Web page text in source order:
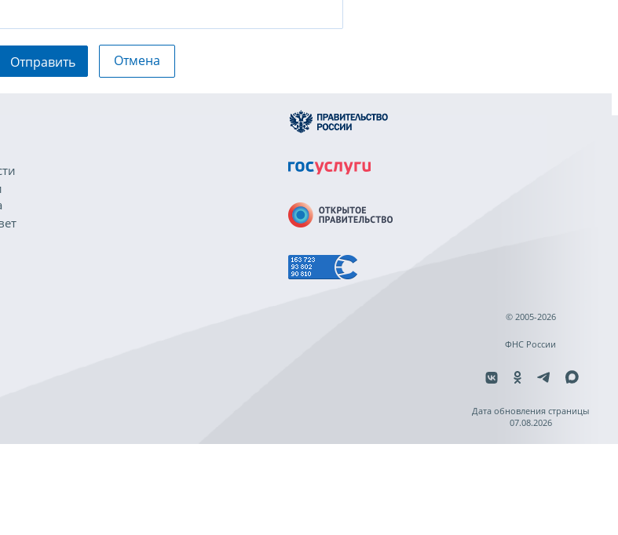
Отправить Отмена
© 2005-2026
ФНС России
Дата обновления страницы
07.08.2026